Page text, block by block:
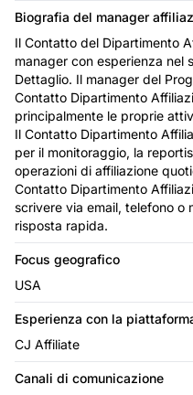
Biografia del manager
Il Contatto del Dipartimento
manager con esperienza nel
Dettaglio. Il manager del
Contatto Dipartimento
principalmente le proprie
Il Contatto Dipartimento
per il monitoraggio, la
operazioni di affiliazione
Contatto Dipartimento
scrivere via email, telefono o
risposta rapida.
Focus geografico
USA
Esperienza con la
CJ Affiliate
Canali di comunicazione